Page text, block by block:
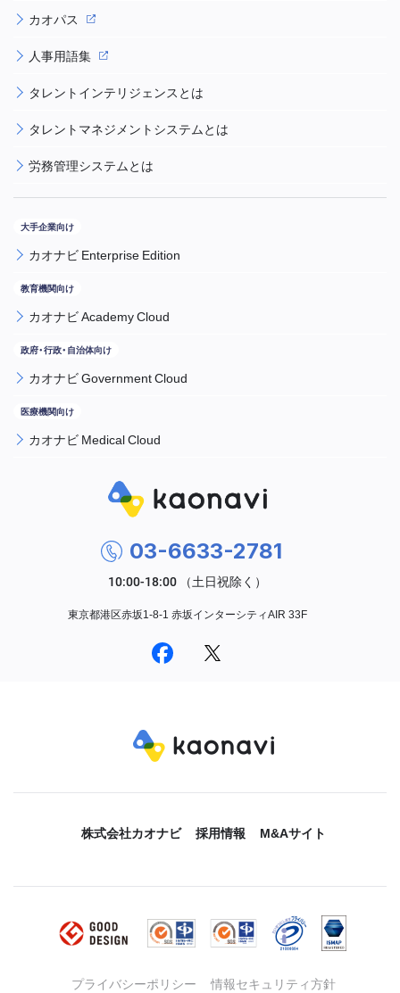
カオパス
人事用語集
タレントインテリジェンスとは
タレントマネジメントシステムとは
労務管理システムとは
カオナビ Enterprise Edition
カオナビ Academy Cloud
カオナビ Government Cloud
カオナビ Medical Cloud
03-6633-2781
東京都港区赤坂1-8-1 赤坂インターシティAIR 33F
株式会社カオナビ 採用情報 M&Aサイト
プライバシーポリシー 情報セキュリティ方針